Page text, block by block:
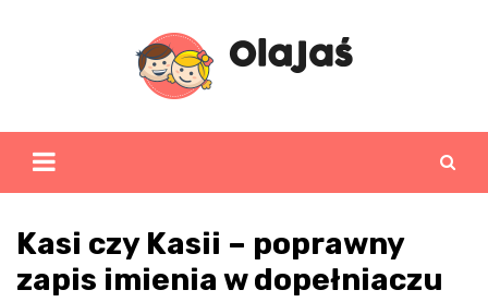
Kasi czy Kasii – poprawny
zapis imienia w dopełniaczu